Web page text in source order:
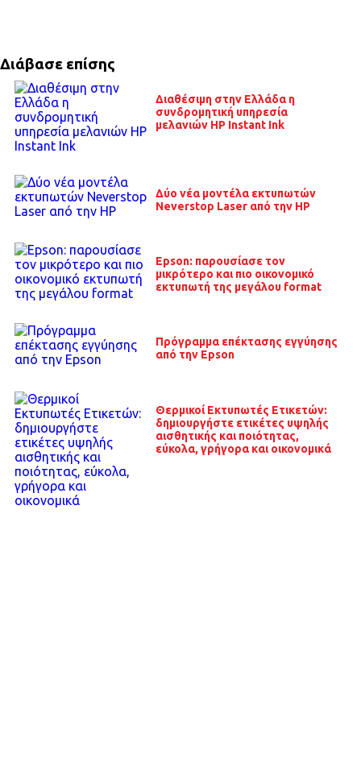
Διάβασε επίσης
Διαθέσιμη στην Ελλάδα η
συνδρομητική υπηρεσία
μελανιών HP Instant Ink
Δύο νέα μοντέλα εκτυπωτών
Neverstop Laser από την HP
Epson: παρουσίασε τον
μικρότερο και πιο οικονομικό
εκτυπωτή της μεγάλου format
Πρόγραμμα επέκτασης εγγύησης
από την Epson
Θερμικοί Εκτυπωτές Ετικετών:
δημιουργήστε ετικέτες υψηλής
αισθητικής και ποιότητας,
εύκολα, γρήγορα και οικονομικά